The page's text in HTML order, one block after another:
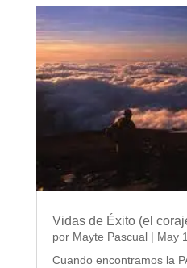
Vidas de Éxito (el
por Mayte Pascual| May
Cuando encontramos la